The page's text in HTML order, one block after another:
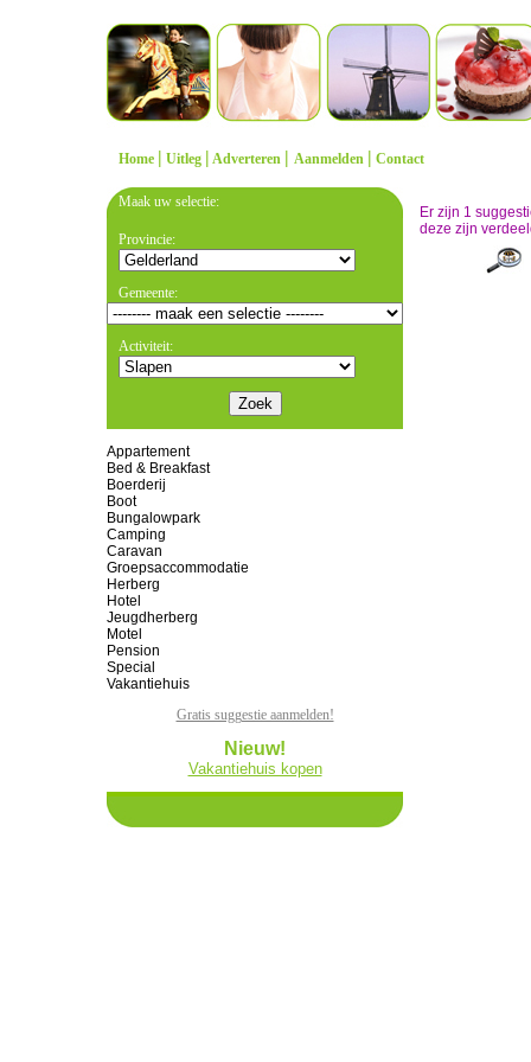
Home | Uitleg | Adverteren | Aanmelden | Contact
Maak uw selectie:
Provincie:
Gemeente:
Activiteit:
Appartement
Bed & Breakfast
Boerderij
Boot
Bungalowpark
Camping
Caravan
Groepsaccommodatie
Herberg
Hotel
Jeugdherberg
Motel
Pension
Special
Vakantiehuis
Gratis suggestie aanmelden!
Nieuw!
Vakantiehuis kopen
Er zijn 1
deze zijn